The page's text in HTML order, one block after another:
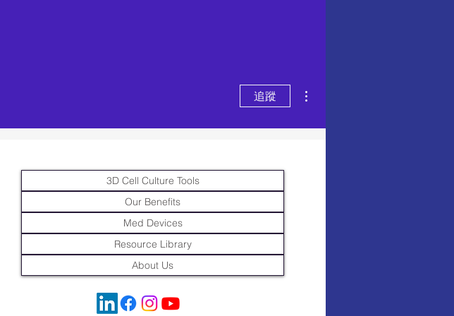
追蹤
3D Cell Culture Tools
Our Benefits
Med Devices
Resource Library
About Us